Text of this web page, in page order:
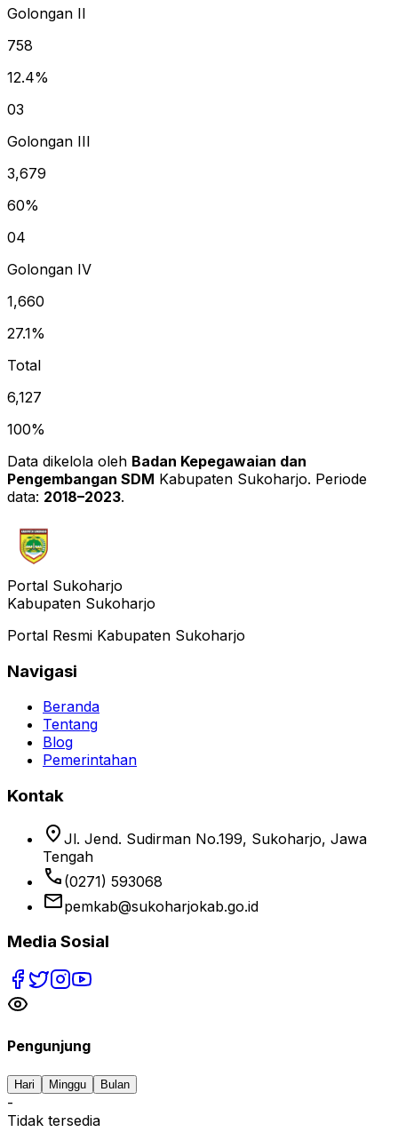
Golongan II
758
12.4%
03
Golongan III
3,679
60%
04
Golongan IV
1,660
27.1%
Total
6,127
100%
Data dikelola oleh Badan Kepegawaian dan
Pengembangan SDM Kabupaten Sukoharjo. Periode
data: 2018–2023.
Portal Sukoharjo
Kabupaten Sukoharjo
Portal Resmi Kabupaten Sukoharjo
Navigasi
Beranda
Tentang
Blog
Pemerintahan
Kontak
location_on Jl. Jend. Sudirman No.199, Sukoharjo, Jawa
Tengah
phone (0271) 593068
emailpemkab@sukoharjokab.go.id
Media Sosial
Pengunjung
Hari Minggu Bulan
-
Tidak tersedia